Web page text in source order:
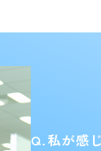
Q.私が感